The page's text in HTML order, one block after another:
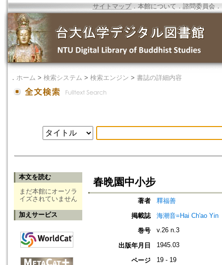
サイトマップ．本館について ． 諮問委員会 ．
． ホーム > 検索システム > 検索エンジン > 書誌の詳細内容
本文を読む
まだ本館にオーソラ
イズされていません
加えサービス
春晩園中小步
著者
釋福善
掲載誌
海潮音=Hai Ch'ao Yin
巻号
v.26 n.3
出版年月日 1945.03
ページ 19 - 19